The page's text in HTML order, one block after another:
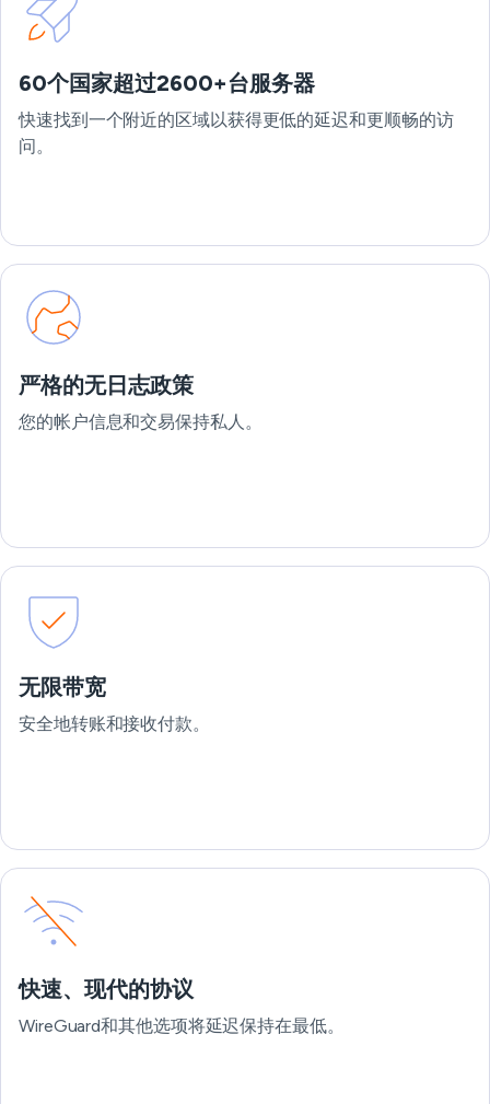
60个国家超过2600+台服务器
快速找到一个附近的区域以获得更低的延迟和更顺畅的访
问。
严格的无日志政策
您的帐户信息和交易保持私人。
无限带宽
安全地转账和接收付款。
快速、现代的协议
WireGuard和其他选项将延迟保持在最低。